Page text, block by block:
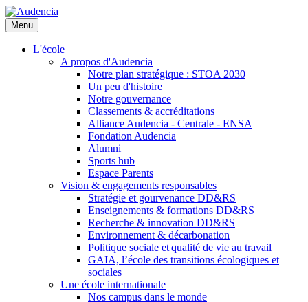
Aller
au
contenu
principal
Menu
L'école
A propos d'Audencia
Notre plan stratégique : STOA 2030
Un peu d'histoire
Notre gouvernance
Classements & accréditations
Alliance Audencia - Centrale - ENSA
Fondation Audencia
Alumni
Sports hub
Espace Parents
Vision & engagements responsables
Stratégie et gourvenance DD&RS
Enseignements & formations DD&RS
Recherche & innovation DD&RS
Environnement & décarbonation
Politique sociale et qualité de vie au travail
GAIA, l’école des transitions écologiques et
sociales
Une école internationale
Nos campus dans le monde